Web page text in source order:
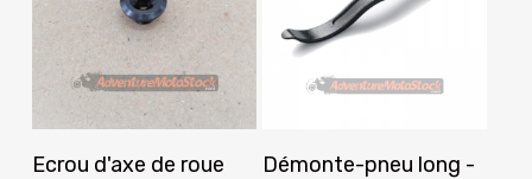
Ajouter Au Panier
Ecrou d'axe de roue
Lire La Suite
Démonte-pneu long -